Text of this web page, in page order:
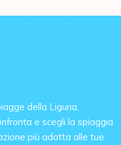
della Liguria,
e scegli la spiaggia
più adatta alle tue